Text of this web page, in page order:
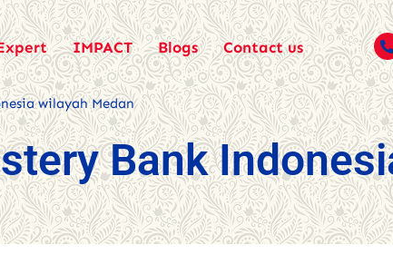
IMPACT Blogs Contact us
wilayah Medan
Bank